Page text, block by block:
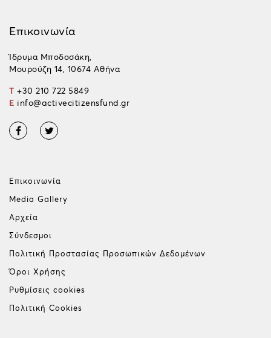
Επικοινωνία
Ίδρυμα Μποδοσάκη,
Μουρούζη 14, 10674 Αθήνα
T +30 210 722 5849
E info@activecitizensfund.gr
Επικοινωνία
Media Gallery
Αρχεία
Σύνδεσμοι
Πολιτική Προστασίας Προσωπικών Δεδομένων
Όροι Χρήσης
Ρυθμίσεις cookies
Πολιτική Cookies